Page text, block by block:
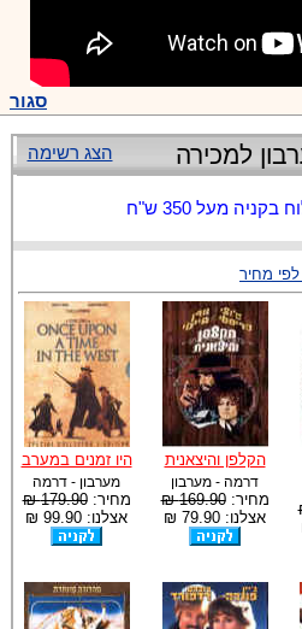
סגור
הצג רשימה למכירה
מעל 350 ש"ח
לפי מחיר
הקלפן והיצאנית
דרמה - מערבון
מחיר:169.90 ₪
אצלנו: 79.90 ₪
היו זמנים במערב
מערבון - דרמה
מחיר:179.90 ₪
אצלנו: 99.90 ₪